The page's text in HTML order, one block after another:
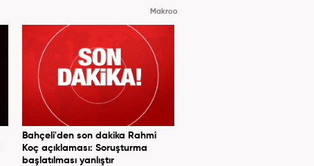
Makroo
Bahçeli'den son dakika Rahmi
Koç açıklaması: Soruşturma
başlatılması yanlıştır